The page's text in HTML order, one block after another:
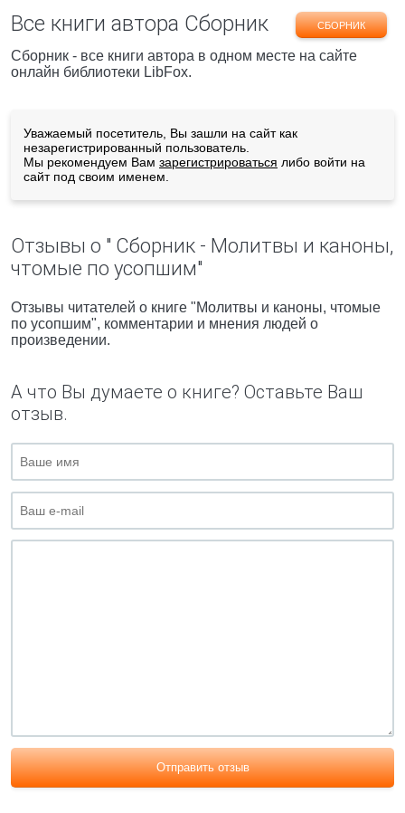
Все книги автора Сборник СБОРНИК
Сборник - все книги автора в одном месте на сайте
онлайн библиотеки LibFox.
Уважаемый посетитель, Вы зашли на сайт как
незарегистрированный пользователь.
Мы рекомендуем Вам зарегистрироваться либо войти на
сайт под своим именем.
Отзывы о " Сборник - Молитвы и каноны,
чтомые по усопшим"
Отзывы читателей о книге "Молитвы и каноны, чтомые
по усопшим", комментарии и мнения людей о
произведении.
А что Вы думаете о книге? Оставьте Ваш
отзыв.
Отправить отзыв